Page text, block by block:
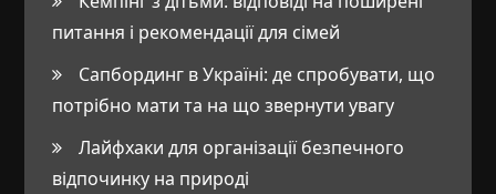
питання і рекомендації для сімей
Сапбординг в Україні: де спробувати, що
потрібно мати та на що звернути увагу
Лайфхаки для організації безпечного
відпочинку на природі